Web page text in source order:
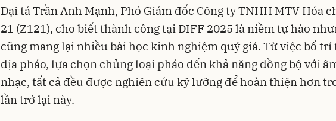
Đại tá Trần Anh Mạnh, Phó Giám đốc Công ty TNHH MTV Hóa
21 (Z121), cho biết thành công tại DIFF 2025 là niềm tự hào
cũng mang lại nhiều bài học kinh nghiệm quý giá. Từ việc bố trí
địa pháo, lựa chọn chủng loại pháo đến khả năng đồng bộ với
nhạc, tất cả đều được nghiên cứu kỹ lưỡng để hoàn thiện hơn
lần trở lại này.